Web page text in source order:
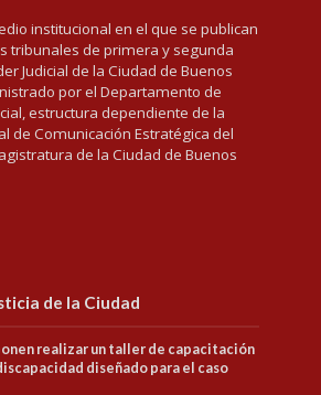
institucional en el que se publican
tribunales de primera y segunda
Judicial de la Ciudad de Buenos
por el Departamento de
estructura dependiente de la
de Comunicación Estratégica del
de la Ciudad de Buenos
de la Ciudad
realizar un taller de capacitación
diseñado para el caso